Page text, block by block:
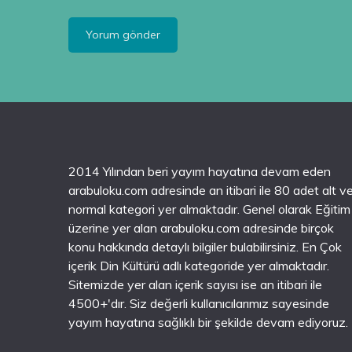
2014 Yılından beri yayım hayatına devam eden
arabuloku.com adresinde an itibari ile 80 adet alt
normal kategori yer almaktadır. Genel olarak Eğitim
üzerine yer alan arabuloku.com adresinde birçok
konu hakkında detaylı bilgiler bulabilirsiniz. En Çok
içerik Din Kültürü adlı kategoride yer almaktadır.
Sitemizde yer alan içerik sayısı ise an itibari ile
4500+'dır. Siz değerli kullanıcılarımız sayesinde
yayım hayatına sağlıklı bir şekilde devam ediyoruz.